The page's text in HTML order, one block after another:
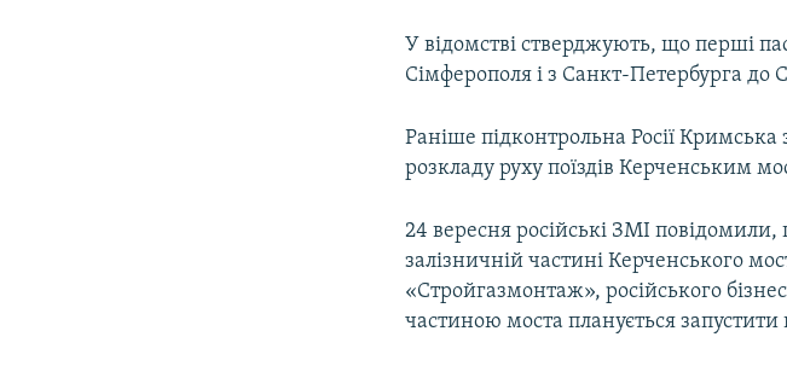
У відомстві стверджують, що перші
Сімферополя і з Санкт-Петербурга до
Раніше підконтрольна Росії
розкладу руху поїздів Керченським
24 вересня російські ЗМІ
залізничній частині Керченського
«Стройгазмонтаж», російського
частиною моста планується запустити